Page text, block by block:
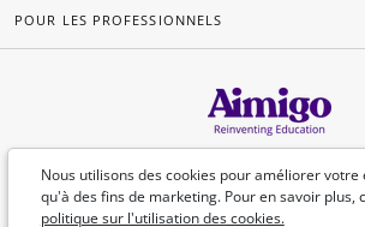
Nous utilisons des cookies pour améliorer votre
qu'à des fins de marketing. Pour en savoir plus,
politique sur l'utilisation des cookies.
POUR LES PROFESSIONNELS
Français